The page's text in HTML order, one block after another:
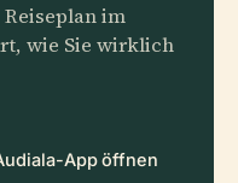
im
wie Sie wirklich
App öffnen